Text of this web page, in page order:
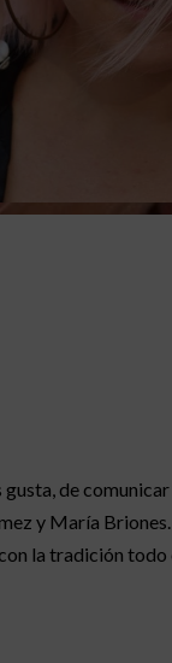
de
y María
la tradición